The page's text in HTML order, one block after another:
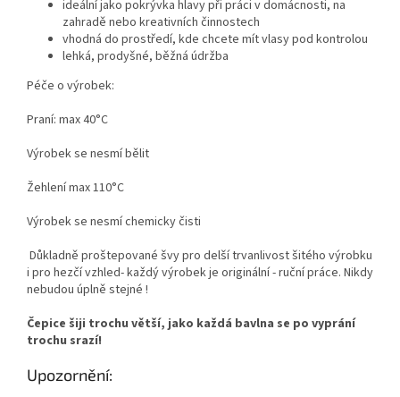
ideální jako pokrývka hlavy při práci v domácnosti, na
zahradě nebo kreativních činnostech
vhodná do prostředí, kde chcete mít vlasy pod kontrolou
lehká, prodyšné, běžná údržba
Péče o výrobek:
Praní: max 40°C
Výrobek se nesmí bělit
Žehlení max 110°C
Výrobek se nesmí chemicky čisti
Důkladně proštepované švy pro delší trvanlivost šitého výrobku
i pro hezčí vzhled- každý výrobek je originální - ruční práce. Nikdy
nebudou úplně stejné !
Čepice šiji trochu větší, jako každá bavlna se po vyprání
trochu srazí!
Upozornění: